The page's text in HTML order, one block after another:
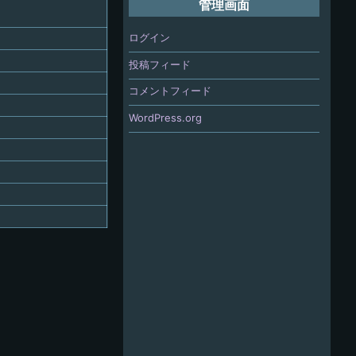
管理画面
ログイン
投稿フィード
コメントフィード
WordPress.org